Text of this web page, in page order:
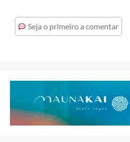
Seja o primeiro a comentar